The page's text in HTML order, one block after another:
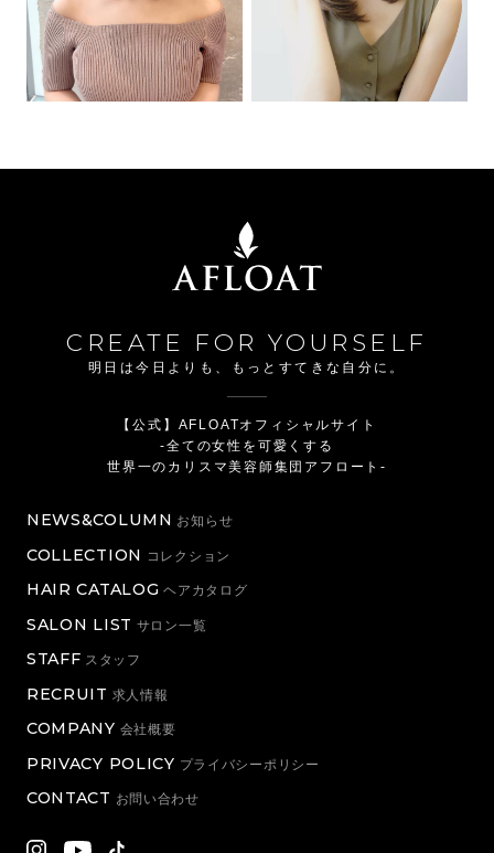
CREATE FOR YOURSELF
明日は今日よりも、もっとすてきな自分に。
【公式】AFLOATオフィシャルサイト
-全ての女性を可愛くする
世界一のカリスマ美容師集団アフロート-
NEWS&COLUMN お知らせ
COLLECTION コレクション
HAIR CATALOG ヘアカタログ
SALON LIST サロン一覧
STAFF スタッフ
RECRUIT 求人情報
COMPANY 会社概要
PRIVACY POLICY プライバシーポリシー
CONTACT お問い合わせ